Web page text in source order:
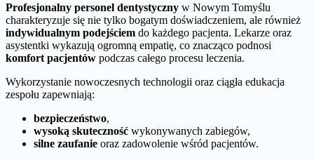
Profesjonalny personel dentystyczny w Nowym Tomyślu
charakteryzuje się nie tylko bogatym doświadczeniem, ale również
indywidualnym podejściem do każdego pacjenta. Lekarze oraz
asystentki wykazują ogromną empatię, co znacząco podnosi
komfort pacjentów podczas całego procesu leczenia.
Wykorzystanie nowoczesnych technologii oraz ciągła edukacja
zespołu zapewniają:
bezpieczeństwo,
wysoką skuteczność wykonywanych zabiegów,
silne zaufanie oraz zadowolenie wśród pacjentów.